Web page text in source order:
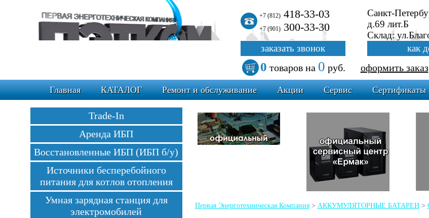
+7 (812)418-33-03
+7 (901)300-33-30
Санкт-
д.69 лит.Б
Склад:
заказать звонок как
0 товаровна 0 руб. оформить заказ
Главная КАТАЛОГ Ремонт и обслуживание Акции Сервис Сертификаты
Первая Энерготехническая Компания> АККУМУЛЯТОРНЫЕ БАТАРЕИ>
Trade-In
Аренда ИБП
Восстановленные ИБП (ИБП б/у)
Источники бесперебойного
питания для котлов отопления
Умная зарядная станция для
электромобилей